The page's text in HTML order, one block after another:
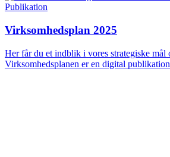
Publikation
Virksomhedsplan 2025
Her får du et indblik i vores strategiske mål
Virksomhedsplanen er en digital